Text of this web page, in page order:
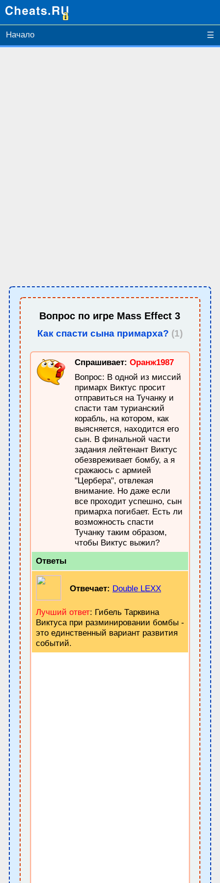
Начало ☰
Вопрос по игре Mass Effect 3
Как спасти сына примарха? (1)
Спрашивает: Оранж1987
Вопрос: В одной из миссий
примарх Виктус просит
отправиться на Тучанку и
спасти там турианский
корабль, на котором, как
выясняется, находится его
сын. В финальной части
задания лейтенант Виктус
обезвреживает бомбу, а я
сражаюсь с армией
"Цербера", отвлекая
внимание. Но даже если
все проходит успешно, сын
примарха погибает. Есть ли
возможность спасти
Тучанку таким образом,
чтобы Виктус выжил?
Ответы
Отвечает: Double LEXX
Лучший ответ: Гибель Тарквина
Виктуса при разминировании бомбы -
это единственный вариант развития
событий.